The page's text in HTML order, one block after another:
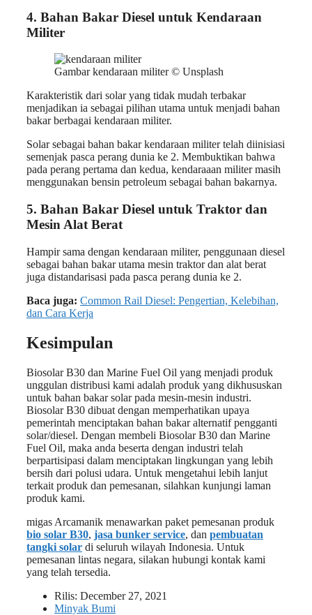
4. Bahan Bakar Diesel untuk Kendaraan
Militer
Gambar kendaraan militer © Unsplash
Karakteristik dari solar yang tidak mudah terbakar
menjadikan ia sebagai pilihan utama untuk menjadi bahan
bakar berbagai kendaraan militer.
Solar sebagai bahan bakar kendaraan militer telah diinisiasi
semenjak pasca perang dunia ke 2. Membuktikan bahwa
pada perang pertama dan kedua, kendaraaan militer masih
menggunakan bensin petroleum sebagai bahan bakarnya.
5. Bahan Bakar Diesel untuk Traktor dan
Mesin Alat Berat
Hampir sama dengan kendaraan militer, penggunaan diesel
sebagai bahan bakar utama mesin traktor dan alat berat
juga distandarisasi pada pasca perang dunia ke 2.
Baca juga: Common Rail Diesel: Pengertian, Kelebihan,
dan Cara Kerja
Kesimpulan
Biosolar B30 dan Marine Fuel Oil yang menjadi produk
unggulan distribusi kami adalah produk yang dikhususkan
untuk bahan bakar solar pada mesin-mesin industri.
Biosolar B30 dibuat dengan memperhatikan upaya
pemerintah menciptakan bahan bakar alternatif pengganti
solar/diesel. Dengan membeli Biosolar B30 dan Marine
Fuel Oil, maka anda beserta dengan industri telah
berpartisipasi dalam menciptakan lingkungan yang lebih
bersih dari polusi udara. Untuk mengetahui lebih lanjut
terkait produk dan pemesanan, silahkan kunjungi laman
produk kami.
migas Arcamanik menawarkan paket pemesanan produk
bio solar B30, jasa bunker service, dan pembuatan
tangki solar di seluruh wilayah Indonesia. Untuk
pemesanan lintas negara, silakan hubungi kontak kami
yang telah tersedia.
Rilis: December 27, 2021
Minyak Bumi